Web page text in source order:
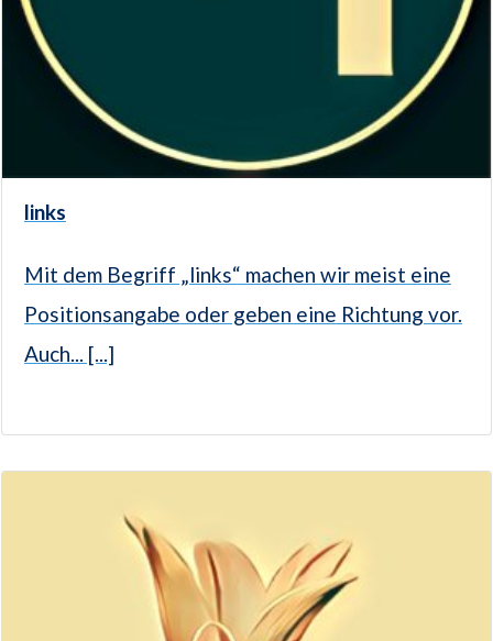
links
Mit dem Begriff „links“ machen wir meist eine
Positionsangabe oder geben eine Richtung vor.
Auch... [...]